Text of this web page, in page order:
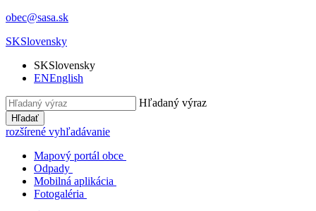
obec@sasa.sk
SKSlovensky
SKSlovensky
ENEnglish
Hľadaný výraz
Hľadať
rozšírené vyhľadávanie
Mapový portál obce
Odpady
Mobilná aplikácia
Fotogaléria